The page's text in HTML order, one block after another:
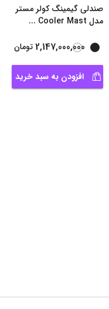
صندلی گیمینگ کولر مستر
مدل Cooler Mast
...
2,147,000,000 تومان
افزودن به سبد خرید